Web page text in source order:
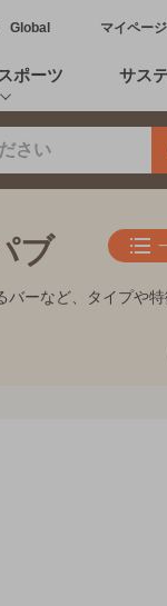
Global新しいウィンドウで
マイページ
ポーツ サス
ブ
ーなど、タイプや